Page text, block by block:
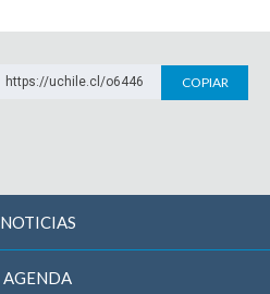
https://uchile.cl/o6446 COPIAR
NOTICIAS
AGENDA